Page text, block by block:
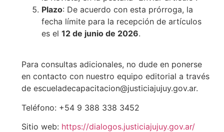
Plazo: De acuerdo con esta prórroga, la
fecha límite para la recepción de artículos
es el 12 de junio de 2026.
Para consultas adicionales, no dude en ponerse
en contacto con nuestro equipo editorial a través
de escueladecapacitacion@justiciajujuy.gov.ar.
Teléfono: +54 9 388 338 3452
Sitio web: https://dialogos.justiciajujuy.gov.ar/